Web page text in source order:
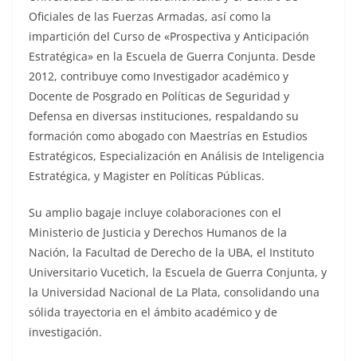
Oficiales de las Fuerzas Armadas, así como la
impartición del Curso de «Prospectiva y Anticipación
Estratégica» en la Escuela de Guerra Conjunta. Desde
2012, contribuye como Investigador académico y
Docente de Posgrado en Políticas de Seguridad y
Defensa en diversas instituciones, respaldando su
formación como abogado con Maestrías en Estudios
Estratégicos, Especialización en Análisis de Inteligencia
Estratégica, y Magister en Políticas Públicas.
Su amplio bagaje incluye colaboraciones con el
Ministerio de Justicia y Derechos Humanos de la
Nación, la Facultad de Derecho de la UBA, el Instituto
Universitario Vucetich, la Escuela de Guerra Conjunta, y
la Universidad Nacional de La Plata, consolidando una
sólida trayectoria en el ámbito académico y de
investigación.